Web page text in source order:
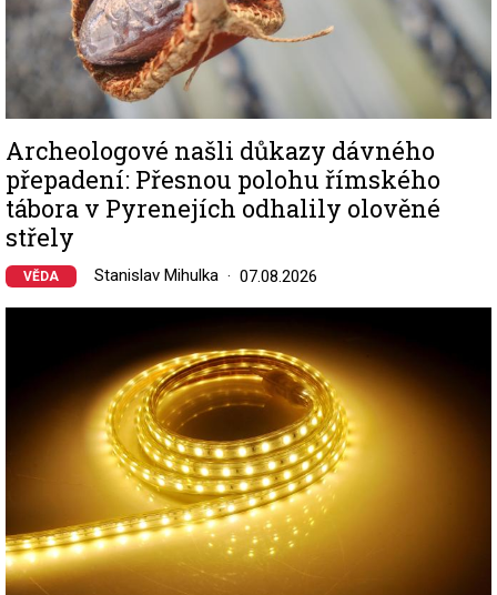
Archeologové našli důkazy dávného
přepadení: Přesnou polohu římského
tábora v Pyrenejích odhalily olověné
střely
VĚDA Stanislav Mihulka 07.08.2026